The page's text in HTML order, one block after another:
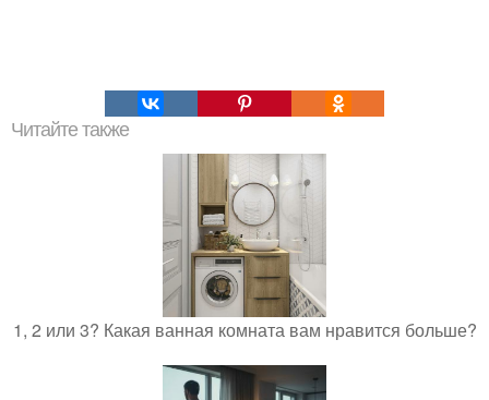
Читайте также
1, 2 или 3? Какая ванная комната вам нравится больше?